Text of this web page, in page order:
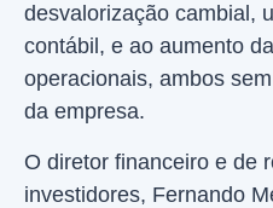
desvalorização cambial,
contábil, e ao aumento
operacionais, ambos
da empresa.
O diretor financeiro e de
investidores, Fernando